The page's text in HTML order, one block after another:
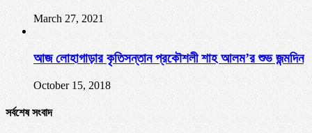
March 27, 2021
আজ লোহাগাড়ার কৃতিসন্তান প্রকৌশলী শাহ আলম’র শুভ জন্মদিন
October 15, 2018
সর্বশেষ সংবাদ